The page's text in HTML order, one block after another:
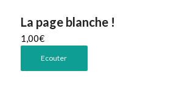
La page blanche !
1,00€
Ecouter